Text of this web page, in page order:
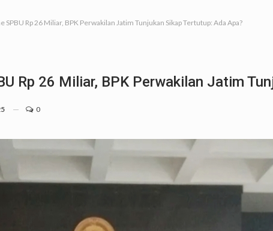
SPBU Rp 26 Miliar, BPK Perwakilan Jatim Tunjukan Sikap Tertutup: Ada Apa?
Rp 26 Miliar, BPK Perwakilan Jatim
0